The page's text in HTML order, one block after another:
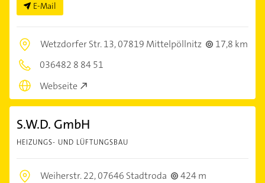
E-Mail
Wetzdorfer Str. 13,07819 Mittelpöllnitz
17,8 km
036482 8 84 51
Webseite
S.W.D. GmbH
HEIZUNGS- UND LÜFTUNGSBAU
Weiherstr. 22,07646 Stadtroda
424 m